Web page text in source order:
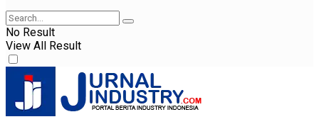
No Result
View All Result